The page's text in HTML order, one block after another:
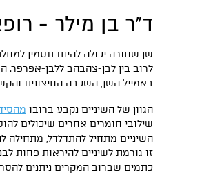
ד"ר בן מילר -
שן שחורה יכולה להיות תסמין
לרוב בין לבן-צהבהב ללבן-אפרפר.
באמייל השן, השכבה החיצונית
הגוון של השיניים נקבע ברובו
שילובי חומרים אחרים שיכולים
השיניים מתחיל להתדלדל,
זו גורמת לשיניים להיראות פחות
כתמים שברוב המקרים ניתנים